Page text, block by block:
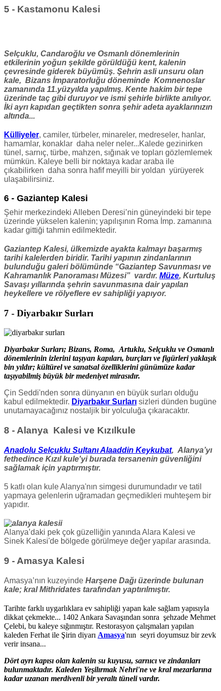
5 - Kastamonu Kalesi
Selçuklu, Candaroğlu ve Osmanlı dönemlerinin
etkilerinin yoğun şekilde görüldüğü kent, kalenin
çevresinde giderek büyümüş. Şehrin asli unsuru olan
kale, Bizans İmparatorluğu döneminde Komnenoslar
zamanında 11.yüzyılda yapılmış. Kente hakim bir tepe
üzerinde taç gibi duruyor ve ismi şehirle birlikte anılıyor.
İki ayrı kapıdan geçtikten sonra şehir adeta ayaklarınızın
altında...
Külliyeler, camiler, türbeler, minareler, medreseler, hanlar,
hamamlar, konaklar daha neler neler...Kalede gezinirken
tünel, sarnıç, türbe, mahzen, sığınak ve topları gözlemlemek
mümkün. Kaleye belli bir noktaya kadar araba ile
çıkabilirken daha sonra hafif meyilli bir yoldan yürüyerek
ulaşabilirsiniz.
6 - Gaziantep Kalesi
Şehir merkezindeki Alleben Deresi’nin güneyindeki bir tepe
üzerinde yükselen kalenin; yapılışının Roma İmp. zamanına
kadar gittiği tahmin edilmektedir.
Gaziantep Kalesi, ülkemizde ayakta kalmayı başarmış
tarihi kalelerden biridir. Tarihi yapının zindanlarının
bulunduğu galeri bölümünde “Gaziantep Savunması ve
Kahramanlık Panoraması Müzesi” vardır. Müze, Kurtuluş
Savaşı yıllarında şehrin savunmasına dair yapılan
heykellere ve rölyeflere ev sahipliği yapıyor.
7 - Diyarbakır Surları
Diyarbakır Surları; Bizans, Roma, Artuklu, Selçuklu ve Osmanlı
dönemlerinin izlerini taşıyan kapıları, burçları ve figürleri yaklaşık
bin yıldır; kültürel ve sanatsal özelliklerini günümüze kadar
taşıyabilmiş büyük bir medeniyet mirasıdır.
Çin Seddi'nden sonra dünyanın en büyük surları olduğu
kabul edilmektedir. Diyarbakır Surları sizleri dünden bugüne
unutamayacağınız nostaljik bir yolculuğa çıkaracaktır.
8 - Alanya Kalesi ve Kızılkule
Anadolu Selçuklu Sultanı Alaaddin Keykubat, Alanya’yı
fethedince Kızıl kule'yi burada tersanenin güvenliğini
sağlamak için yaptırmıştır.
5 katlı olan kule Alanya'nın simgesi durumundadır ve tatil
yapmaya gelenlerin uğramadan geçmedikleri muhteşem bir
yapıdır.
Alanya’daki pek çok güzelliğin yanında Alara Kalesi ve
Sinek Kalesi'de bölgede görülmeye değer yapılar arasında.
9 - Amasya Kalesi
Amasya’nın kuzeyinde Harşene Dağı üzerinde bulunan
kale; kral Mithridates tarafından yaptırılmıştır.
Tarihte farklı uygarlıklara ev sahipliği yapan kale sağlam yapısıyla
dikkat çekmekte... 1402 Ankara Savaşından sonra şehzade Mehmet
Çelebi, bu kaleye sığınmıştır. Restorasyon çalışmaları yapılan
kaleden Ferhat ile Şirin diyarı Amasya'nın seyri doyumsuz bir zevk
verir insana...
Dört ayrı kapısı olan kalenin su kuyusu, sarnıcı ve zindanları
bulunmaktadır. Kaleden Yeşilırmak Nehri'ne ve kral mezarlarına
kadar uzanan merdivenli bir yeraltı tüneli vardır.